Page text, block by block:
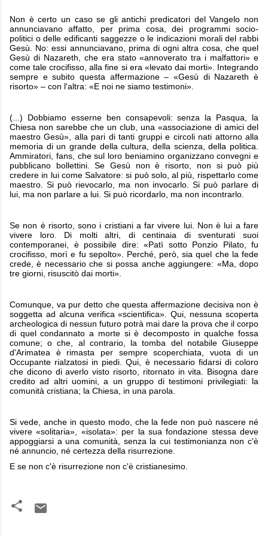
Non è certo un caso se gli antichi predicatori del Vangelo non
annunciavano affatto, per prima cosa, dei programmi socio-
politici o delle edificanti saggezze o le indicazioni morali del rabbi
Gesù. No: essi annunciavano, prima di ogni altra cosa, che quel
Gesù di Nazareth, che era stato «annoverato tra i malfattori» e
come tale crocifisso, alla fine si era «levato dai morti». Integrando
sempre e subito questa affermazione – «Gesù di Nazareth è
risorto» – con l'altra: «E noi ne siamo testimoni».
(...) Dobbiamo esserne ben consapevoli: senza la Pasqua, la
Chiesa non sarebbe che un club, una «associazione di amici del
maestro Gesù», alla pari di tanti gruppi e circoli nati attorno alla
memoria di un grande della cultura, della scienza, della politica.
Ammiratori, fans, che sul loro beniamino organizzano convegni e
pubblicano bollettini. Se Gesù non è risorto, non si può più
credere in lui come Salvatore: si può solo, al più, rispettarlo come
maestro. Si può rievocarlo, ma non invocarlo. Si può parlare di
lui, ma non parlare a lui. Si può ricordarlo, ma non incontrarlo.
Se non è risorto, sono i cristiani a far vivere lui. Non è lui a fare
vivere loro. Di molti altri, di centinaia di sventurati suoi
contemporanei, è possibile dire: «Patì sotto Ponzio Pilato, fu
crocifisso, morì e fu sepolto». Perché, però, sia quel che la fede
crede, è necessario che si possa anche aggiungere: «Ma, dopo
tre giorni, risuscitò dai morti».
Comunque, va pur detto che questa affermazione decisiva non è
soggetta ad alcuna verifica «scientifica». Qui, nessuna scoperta
archeologica di nessun futuro potrà mai dare la prova che il corpo
di quel condannato a morte si è decomposto in qualche fossa
comune; o che, al contrario, la tomba del notabile Giuseppe
d'Arimatea è rimasta per sempre scoperchiata, vuota di un
Occupante rialzatosi in piedi. Qui, è necessario fidarsi di coloro
che dicono di averlo visto risorto, ritornato in vita. Bisogna dare
credito ad altri uomini, a un gruppo di testimoni privilegiati: la
comunità cristiana; la Chiesa, in una parola.
Si vede, anche in questo modo, che la fede non può nascere né
vivere «solitaria», «isolata»: per la sua fondazione stessa deve
appoggiarsi a una comunità, senza la cui testimonianza non c'è
né annuncio, né certezza della risurrezione.
E se non c'è risurrezione non c'è cristianesimo.